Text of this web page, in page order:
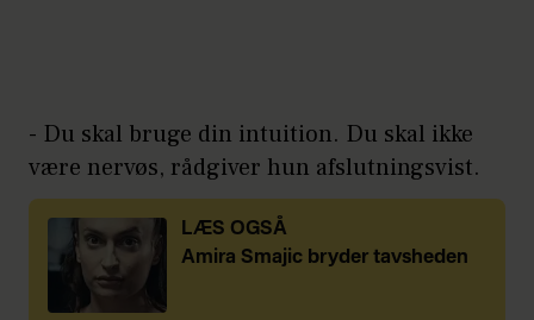
- Du skal bruge din intuition. Du skal ikke
være nervøs, rådgiver hun afslutningsvist.
LÆS OGSÅ
Amira Smajic bryder tavsheden